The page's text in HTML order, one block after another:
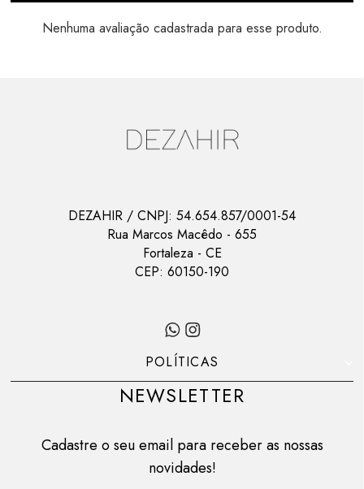
Nenhuma avaliação cadastrada para esse produto.
DEZAHIR / CNPJ: 54.654.857/0001-54
Rua Marcos Macêdo - 655
Fortaleza - CE
CEP: 60150-190
POLÍTICAS
NEWSLETTER
Cadastre o seu email para receber as nossas
novidades!